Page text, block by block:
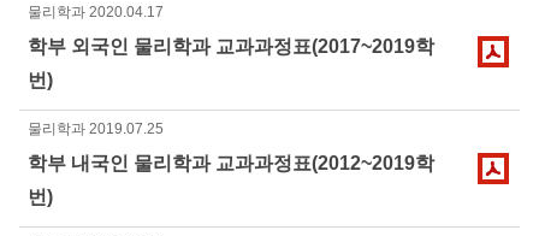
물리학과 2020.04.17
학부 외국인 물리학과 교과과정표(2017~2019학
번)
물리학과 2019.07.25
학부 내국인 물리학과 교과과정표(2012~2019학
번)